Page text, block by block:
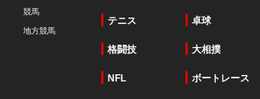
競馬
地方競馬
テニス 卓球
格闘技 大相撲
NFL ボートレース